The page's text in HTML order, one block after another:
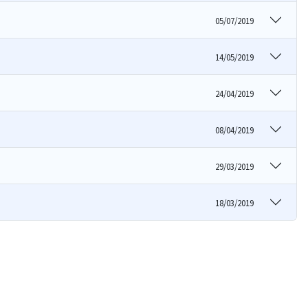
05/07/2019
14/05/2019
24/04/2019
08/04/2019
29/03/2019
18/03/2019